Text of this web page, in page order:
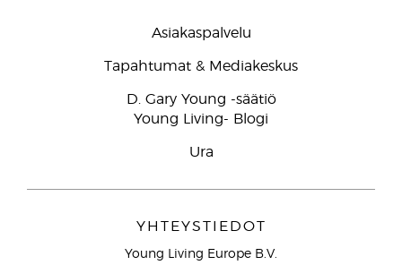
Asiakaspalvelu
Tapahtumat & Mediakeskus
D. Gary Young -säätiö
Young Living- Blogi
Ura
YHTEYSTIEDOT
Young Living Europe B.V.